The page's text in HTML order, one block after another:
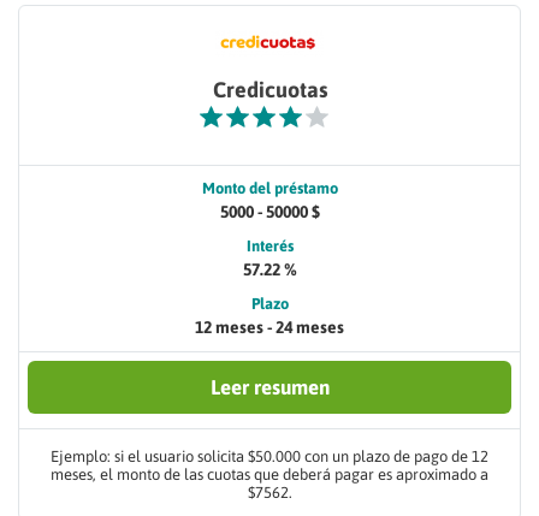
Credicuotas
Monto del préstamo
5000 - 50000 $
Interés
57.22 %
Plazo
12 meses - 24 meses
Leer resumen
Ejemplo: si el usuario solicita $50.000 con un plazo de pago de 12
meses, el monto de las cuotas que deberá pagar es aproximado a
$7562.